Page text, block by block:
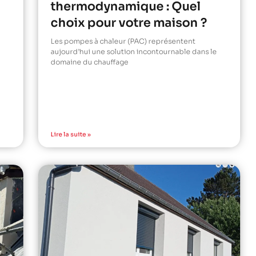
thermodynamique : Quel
choix pour votre maison ?
Les pompes à chaleur (PAC) représentent
aujourd’hui une solution incontournable dans le
domaine du chauffage
Lire la suite »